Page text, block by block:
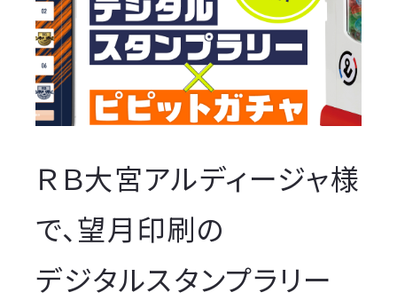
ＲＢ大宮アルディージャ様
で、望月印刷の
デジタルスタンプラリー